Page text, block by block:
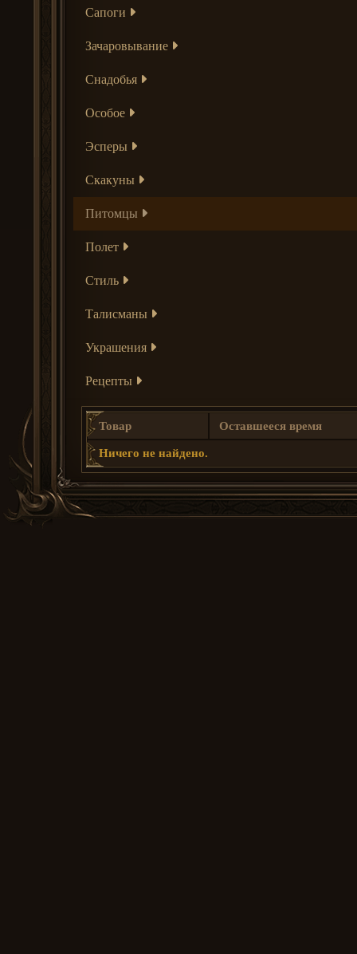
Сапоги
Зачаровывание
Снадобья
Особое
Эсперы
Скакуны
Питомцы
Полет
Стиль
Талисманы
Украшения
Рецепты
Товар Оставшееся время
Ничего не найдено.